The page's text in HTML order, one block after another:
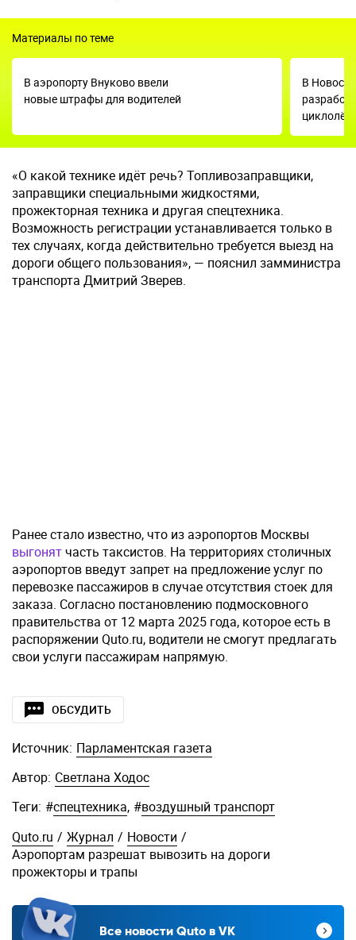
Материалы по теме
В аэропорту Внуково ввели
новые штрафы для водителей
В
«О какой технике идёт речь? Топливозаправщики,
заправщики специальными жидкостями,
прожекторная техника и другая спецтехника.
Возможность регистрации устанавливается только в
тех случаях, когда действительно требуется выезд на
дороги общего пользования», — пояснил замминистра
транспорта Дмитрий Зверев.
Ранее стало известно, что из аэропортов Москвы
выгонятчасть таксистов. На территориях столичных
аэропортов введут запрет на предложение услуг по
перевозке пассажиров в случае отсутствия стоек для
заказа. Согласно постановлению подмосковного
правительства от 12 марта 2025 года, которое есть в
распоряжении Quto.ru, водители не смогут предлагать
свои услуги пассажирам напрямую.
ОБСУДИТЬ
Источник: Парламентская газета
Автор: Светлана Ходос
Теги: #спецтехника, #воздушный транспорт
Quto.ru / Журнал / Новости /
Аэропортам разрешат вывозить на дороги
прожекторы и трапы
Все новости Quto в VK